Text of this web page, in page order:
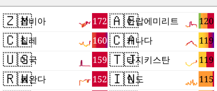
🇿🇲 172
잠비아
🇨🇱 160
칠레
🇺🇸 159
미국
🇷🇼 152
르완다
🇦🇪 120
아랍에미리트
🇨🇦 119
캐나다
🇹🇯 119
타지키스탄
🇮🇳 115
인도